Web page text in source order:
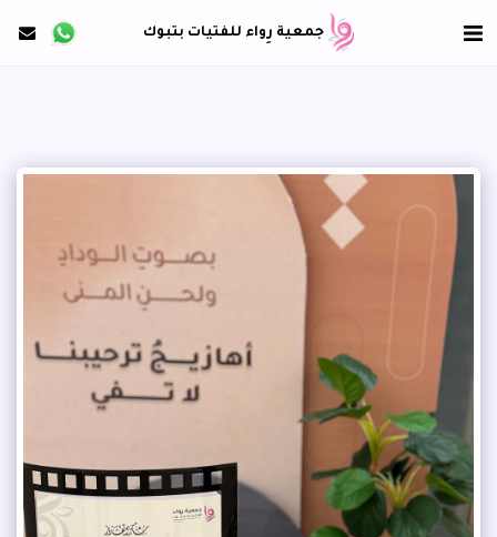
جمعية رِواء للفتيات بتبوك